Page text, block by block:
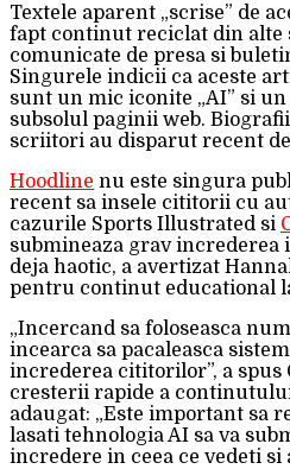
Textele aparent „scrise” de
fapt continut reciclat din alte
comunicate de presa si
Singurele indicii ca aceste
sunt un mic iconite „AI” si
subsolul paginii web.
scriitori au disparut recent
Hoodline nu este singura
recent sa insele cititorii cu
cazurile Sports Illustrated si
submineaza grav
deja haotic, a avertizat
pentru continut educational
„Incercand sa foloseasca
incearca sa pacaleasca
increderea cititorilor”, a
cresterii rapide a
adaugat: „Este important sa
lasati tehnologia AI sa va
incredere in ceea ce vedeti si